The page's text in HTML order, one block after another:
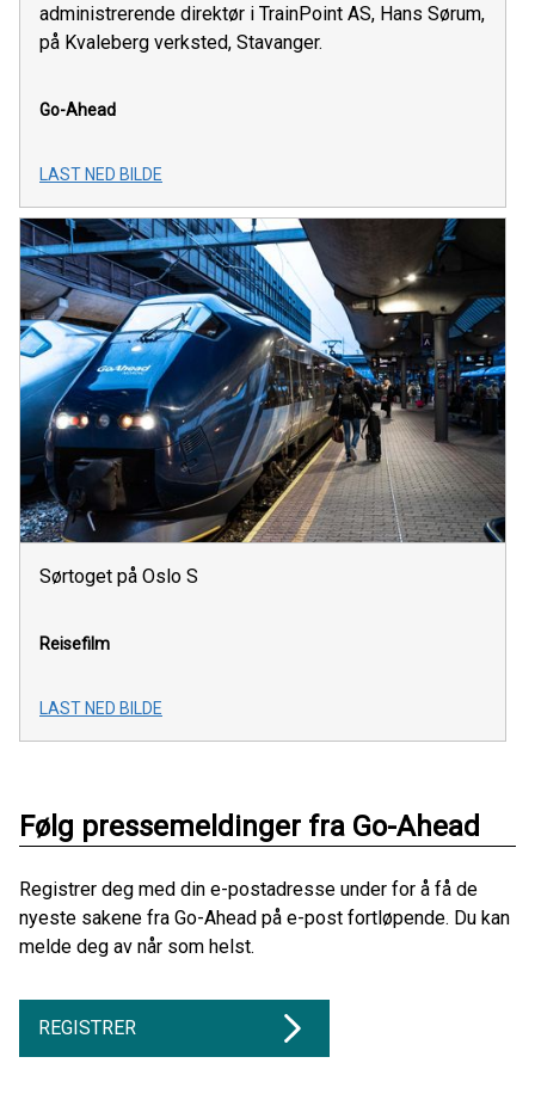
administrerende direktør i TrainPoint AS, Hans Sørum,
på Kvaleberg verksted, Stavanger.
Go-Ahead
LAST NED BILDE
Sørtoget på Oslo S
Reisefilm
LAST NED BILDE
Følg pressemeldinger fra Go-Ahead
Registrer deg med din e-postadresse under for å få de
nyeste sakene fra Go-Ahead på e-post fortløpende. Du kan
melde deg av når som helst.
REGISTRER